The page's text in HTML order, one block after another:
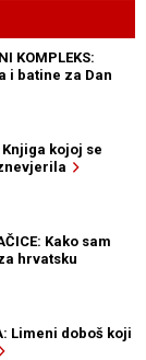
KOMPLEKS:
i batine za Dan
Knjiga kojoj se
Kako sam
hrvatsku
Limeni doboš koji